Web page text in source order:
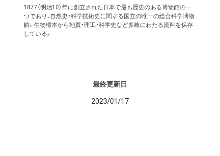
1877（明治10）年に創立された日本で最も歴史のある博物館の一
つであり、自然史・科学技術史に関する国立の唯一の総合科学博物
館。生物標本から地質・理工・科学史など多岐にわたる資料を保存
している。
最終更新日
2023/01/17